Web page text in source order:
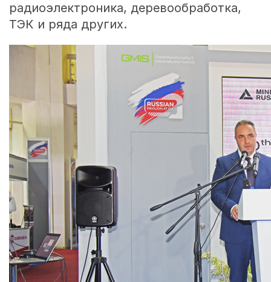
радиоэлектроника, деревообработка,
ТЭК и ряда других.